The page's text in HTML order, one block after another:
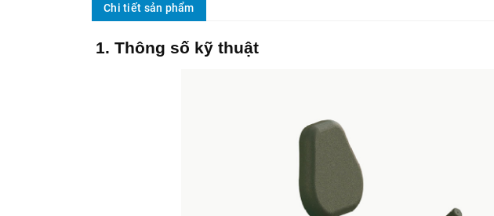
Chi tiết sản phẩm
1. Thông số kỹ thuật